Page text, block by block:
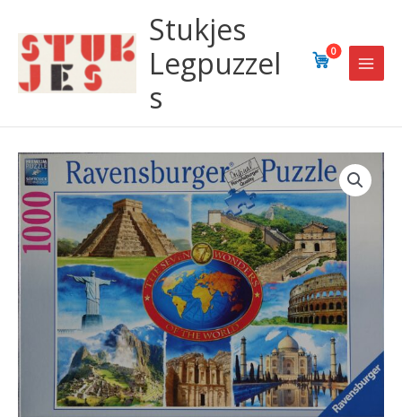
inhoud
Stukjes
Legpuzzel
s
0